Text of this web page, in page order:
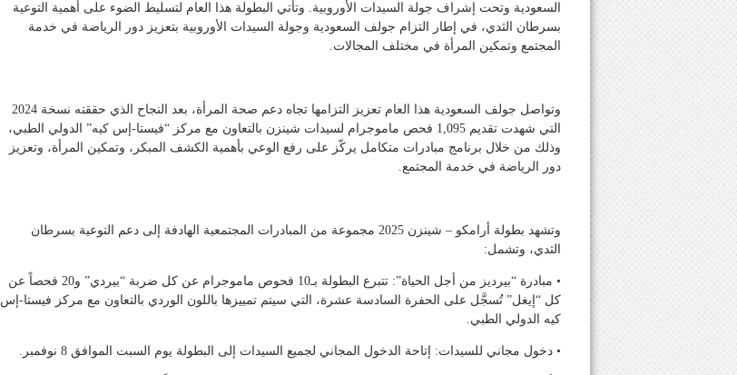
السعودية وتحت إشراف جولة السيدات الأوروبية. وتأتي البطولة هذا العام لتسليط الضوء على أهمية التوعية
بسرطان الثدي، في إطار التزام جولف السعودية وجولة السيدات الأوروبية بتعزيز دور الرياضة في خدمة
المجتمع وتمكين المرأة في مختلف المجالات.
وتواصل جولف السعودية هذا العام تعزيز التزامها تجاه دعم صحة المرأة، بعد النجاح الذي حققته نسخة 2024
التي شهدت تقديم 1,095 فحص ماموجرام لسيدات شينزن بالتعاون مع مركز “فيستا-إس كيه” الدولي الطبي،
وذلك من خلال برنامج مبادرات متكامل يركّز على رفع الوعي بأهمية الكشف المبكر، وتمكين المرأة، وتعزيز
دور الرياضة في خدمة المجتمع.
وتشهد بطولة أرامكو – شينزن 2025 مجموعة من المبادرات المجتمعية الهادفة إلى دعم التوعية بسرطان
الثدي، وتشمل:
• مبادرة “بيرديز من أجل الحياة”: تتبرع البطولة بـ10 فحوص ماموجرام عن كل ضربة “بيردي” و20 فحصاً عن
كل “إيغل” تُسجَّل على الحفرة السادسة عشرة، التي سيتم تمييزها باللون الوردي بالتعاون مع مركز فيستا-إس
كيه الدولي الطبي.
• دخول مجاني للسيدات: إتاحة الدخول المجاني لجميع السيدات إلى البطولة يوم السبت الموافق 8 نوفمبر.